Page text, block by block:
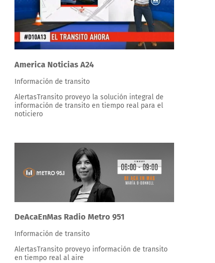
America Noticias A24
Información de transito
AlertasTransito proveyo la solución integral de
información de transito en tiempo real para el
noticiero
DeAcaEnMas Radio Metro 951
Información de transito
AlertasTransito proveyo información de transito
en tiempo real al aire